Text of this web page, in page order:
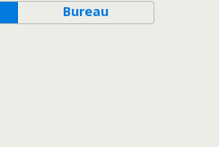
Bureau